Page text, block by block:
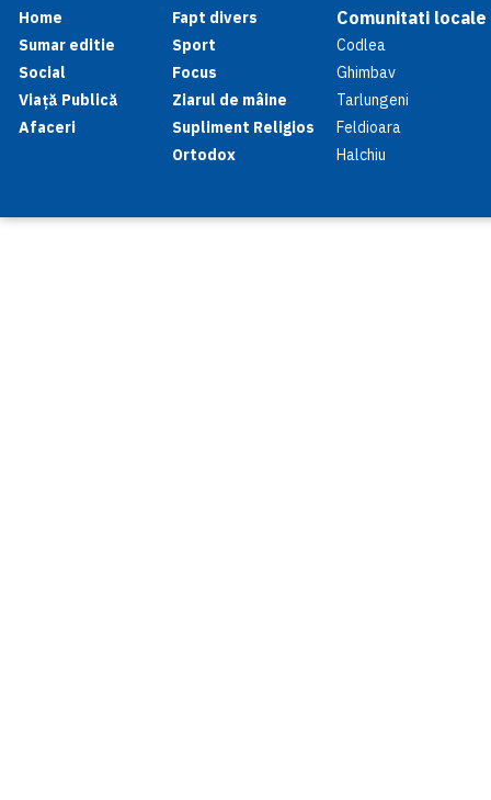
Home
Sumar editie
Social
Viață Publică
Afaceri
Fapt divers
Sport
Focus
Ziarul de mâine
Supliment Religios
Ortodox
Comunitati locale
Codlea
Ghimbav
Tarlungeni
Feldioara
Halchiu